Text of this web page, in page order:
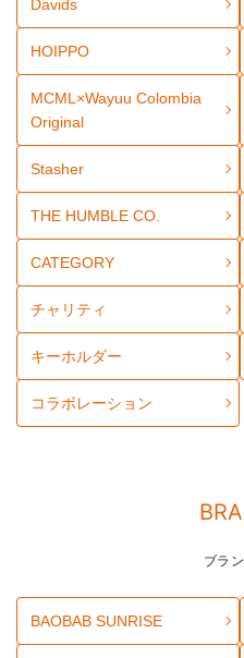
Davids
HOIPPO
MCML×Wayuu Colombia
Original
Stasher
THE HUMBLE CO.
CATEGORY
チャリティ
キーホルダー
コラボレーション
ブラ
BAOBAB SUNRISE